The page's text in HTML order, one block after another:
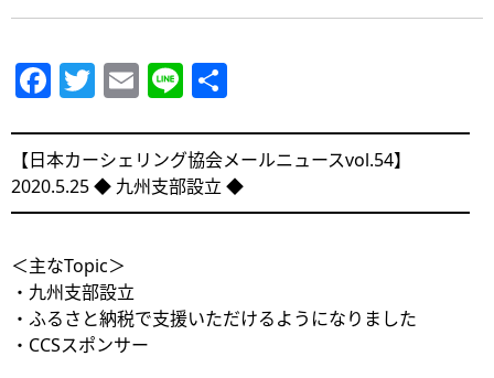
Facebook
Twitter
Email
Line
━━━━━━━━━━━━━━━━━━━━━━━━━━
【日本カーシェリング協会メールニュースvol.54】
2020.5.25 ◆ 九州支部設立 ◆
━━━━━━━━━━━━━━━━━━━━━━━━━━
＜主なTopic＞
・九州支部設立
・ふるさと納税で支援いただけるようになりました
・CCSスポンサー